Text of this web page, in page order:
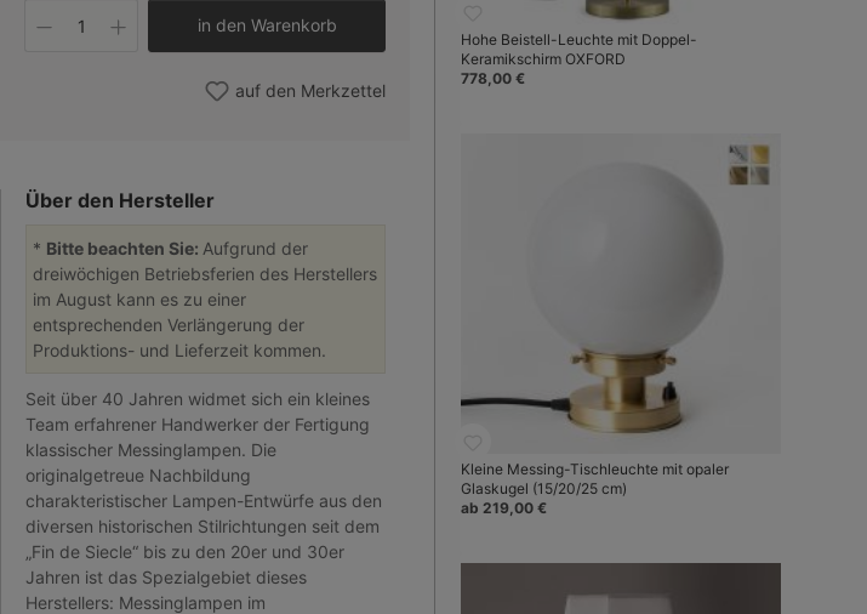
Produkt Anzahl: Gib den gewünschten Wert ein oder
in den Warenkorb
auf den Merkzettel
Über den Hersteller
* Bitte beachten Sie: Aufgrund der
dreiwöchigen Betriebsferien des Herstellers
im August kann es zu einer
entsprechenden Verlängerung der
Produktions- und Lieferzeit kommen.
Seit über 40 Jahren widmet sich ein kleines
Team erfahrener Handwerker der Fertigung
klassischer Messinglampen. Die
originalgetreue Nachbildung
charakteristischer Lampen-Entwürfe aus den
diversen historischen Stilrichtungen seit dem
„Fin de Siecle“ bis zu den 20er und 30er
Jahren ist das Spezialgebiet dieses
Herstellers: Messinglampen im
Hohe Beistell-Leuchte mit Doppel-
Keramikschirm OXFORD
778,00 €
Kleine Messing-Tischleuchte mit opaler
Glaskugel (15/20/25 cm)
ab 219,00 €